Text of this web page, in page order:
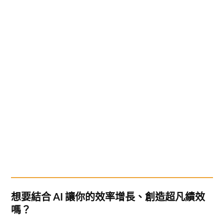
想要結合 AI 讓你的效率增長、創造超凡績效
嗎？